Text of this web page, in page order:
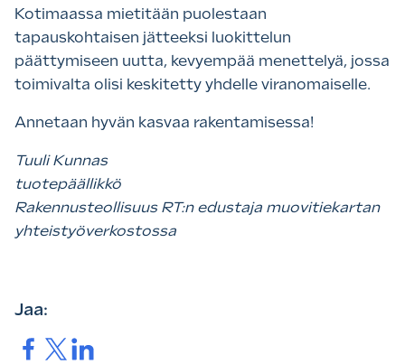
Kotimaassa mietitään puolestaan
tapauskohtaisen jätteeksi luokittelun
päättymiseen uutta, kevyempää menettelyä, jossa
toimivalta olisi keskitetty yhdelle viranomaiselle.
Annetaan hyvän kasvaa rakentamisessa!
Tuuli Kunnas
tuotepäällikkö
Rakennusteollisuus RT:n edustaja muovitiekartan
yhteistyöverkostossa
Jaa:
Jaa. Jaa.Jaa.